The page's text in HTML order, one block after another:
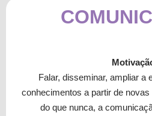
Falar, disseminar, ampliar a
conhecimentos a partir de
do que nunca, a